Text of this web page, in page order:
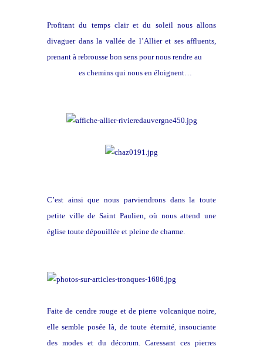
Profitant du temps clair et du soleil nous allons
divaguer dans la vallée de l’Allier et ses affluents,
prenant à rebrousse bon sens pour nous rendre au
es chemins qui nous en éloignent…
C’est ainsi que nous parviendrons dans la toute
petite ville de Saint Paulien, où nous attend une
église toute dépouillée et pleine de charme.
Faite de cendre rouge et de pierre volcanique noire,
elle semble posée là, de toute éternité, insouciante
des modes et du décorum. Caressant ces pierres